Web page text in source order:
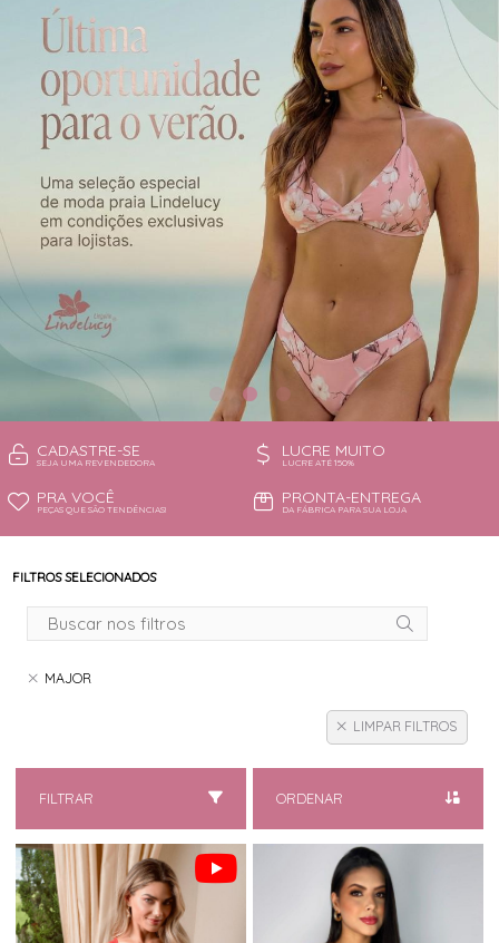
CONJUNTO
CONJUNTO BIQUÍNI
PIJAMA DE VERÃO
ROBE
TOP
TODOS DE OUTLET
CADASTRE-SE
SEJA UMA REVENDEDORA
LUCRE MUITO
LUCRE ATÉ 150%
PRA VOCÊ
PEÇAS QUE SÃO TENDÊNCIAS!
PRONTA-ENTREGA
DA FÁBRICA PARA SUA LOJA
FILTROS SELECIONADOS
MAJOR
LIMPAR FILTROS
FILTRAR ORDENAR